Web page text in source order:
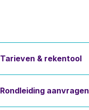
Tarieven & rekentool
Rondleiding aanvragen